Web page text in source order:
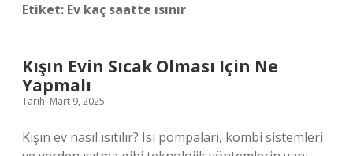
Etiket: Ev kaç saatte ısınır
Kışın Evin Sıcak Olması Için Ne
Yapmalı
Tarih: Mart 9, 2025
Kışın ev nasıl ısıtılır? Isı pompaları, kombi sistemleri